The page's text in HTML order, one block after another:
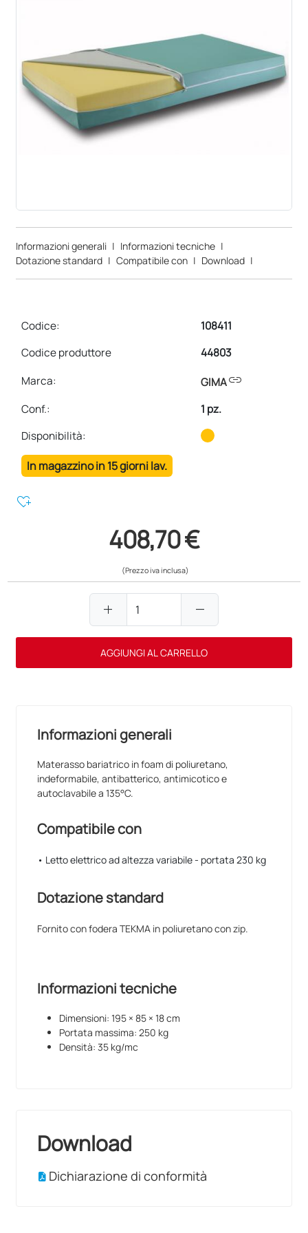
Informazioni generali | Informazioni tecniche |
Dotazione standard | Compatibile con | Download |
Codice:
108411
Codice produttore
44803
Marca:
GIMAlink
Conf.:
1 pz.
Disponibilità:
In magazzino in 15 giorni lav.
heart_plus
408,70 €
(Prezzo iva inclusa)
add remove
AGGIUNGI AL CARRELLO
Informazioni generali
Materasso bariatrico in foam di poliuretano,
indeformabile, antibatterico, antimicotico e
autoclavabile a 135°C.
Compatibile con
• Letto elettrico ad altezza variabile - portata 230 kg
Dotazione standard
Fornito con fodera TEKMA in poliuretano con zip.
Informazioni tecniche
Dimensioni: 195 × 85 × 18 cm
Portata massima: 250 kg
Densità: 35 kg/mc
Download
Dichiarazione di conformità